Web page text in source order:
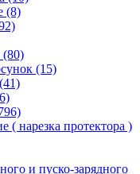
(8)
(80)
(15)
(41)
( нарезка протектора )
и пуско-зарядного